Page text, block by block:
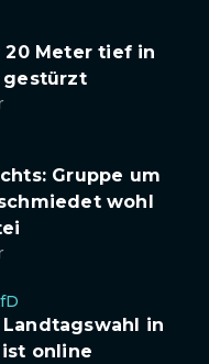
20 Meter tief in
gestürzt
Gruppe um
wohl
in
online